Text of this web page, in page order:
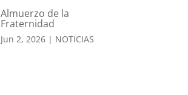
Almuerzo de la
Fraternidad
Jun 2, 2026| NOTICIAS